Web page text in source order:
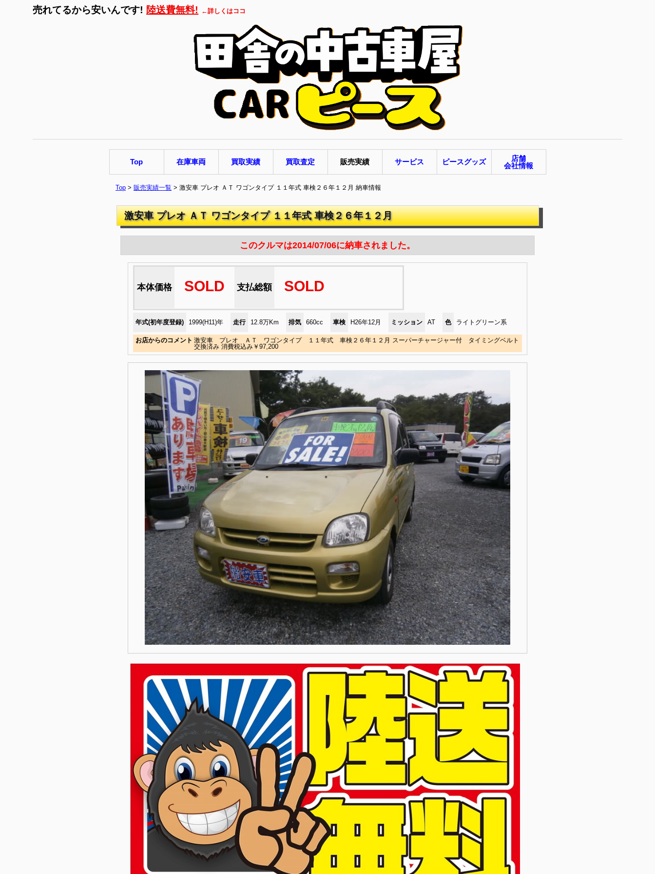
売れてるから安いんです! 陸送費無料! ←詳しくはココ
Top 在庫車両 買取実績 買取査定 販売実績 サービス ピースグッズ
店舗
会社情報
Top > 販売実績一覧 > 激安車 プレオ ＡＴ ワゴンタイプ １１年式 車検２６年１２月 納車情報
激安車 プレオ ＡＴ ワゴンタイプ １１年式 車検２６年１２月
このクルマは2014/07/06に納車されました。
本体価格 SOLD 支払総額 SOLD
年式(初年度登録) 1999(H11)年 走行 12.8万Km 排気 660cc 車検 H26年12月 ミッション AT 色 ライトグリーン系
お店からのコメント 激安車 プレオ ＡＴ ワゴンタイプ １１年式 車検２６年１２月 スーパーチャージャー付 タイミングベルト
交換済み 消費税込み￥97,200